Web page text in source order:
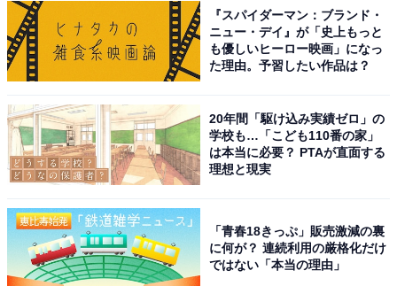
『スパイダーマン：ブランド・
ニュー・デイ』が「史上もっと
も優しいヒーロー映画」になっ
た理由。予習したい作品は？
20年間「駆け込み実績ゼロ」の
学校も…「こども110番の家」
は本当に必要？ PTAが直面する
理想と現実
「青春18きっぷ」販売激減の裏
に何が？ 連続利用の厳格化だけ
ではない「本当の理由」